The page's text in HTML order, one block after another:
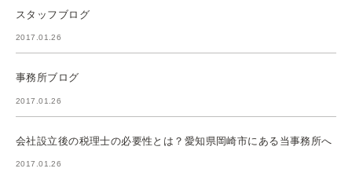
スタッフブログ
2017.01.26
事務所ブログ
2017.01.26
会社設立後の税理士の必要性とは？愛知県岡崎市にある当事務所へ
2017.01.26